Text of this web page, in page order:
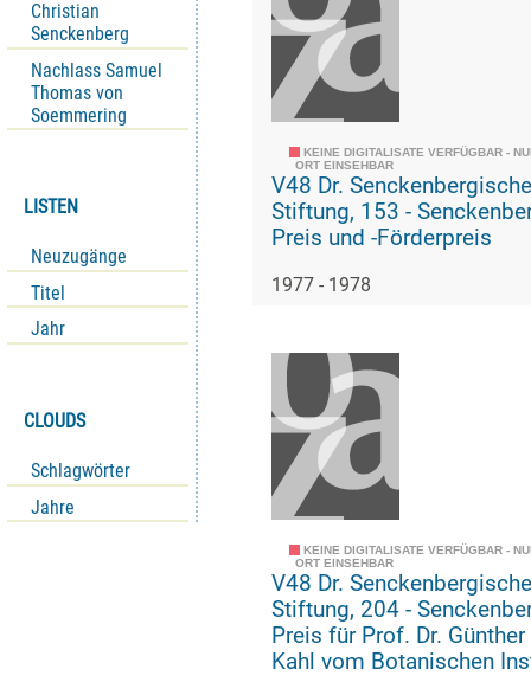
Christian
Senckenberg
Nachlass Samuel
Thomas von
Soemmering
LISTEN
Neuzugänge
Titel
Jahr
CLOUDS
Schlagwörter
Jahre
KEINE DIGITALISATE VERFÜGBAR -
ORT EINSEHBAR
V48 Dr. Senckenbergische
Stiftung, 153 - Senckenberg-
Preis und -Förderpreis
1977 - 1978
KEINE DIGITALISATE VERFÜGBAR -
ORT EINSEHBAR
V48 Dr. Senckenbergische
Stiftung, 204 - Senckenberg-
Preis für Prof. Dr. Günther
Kahl vom Botanischen